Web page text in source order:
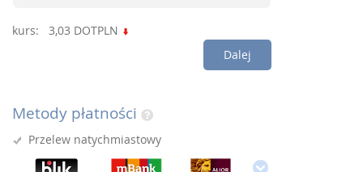
kurs: 3,03 DOTPLN
Dalej
Metody płatności
Przelew natychmiastowy